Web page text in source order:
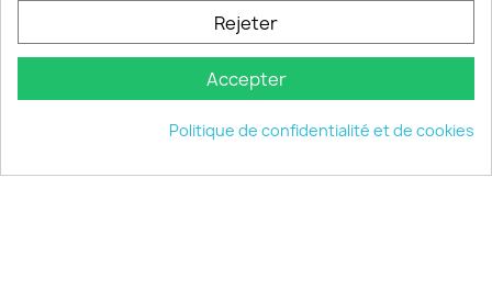
keyboard_arrow_down
© 2026 - choisistacoque.com
Rejeter
Accepter
Politique de confidentialité et de cookies